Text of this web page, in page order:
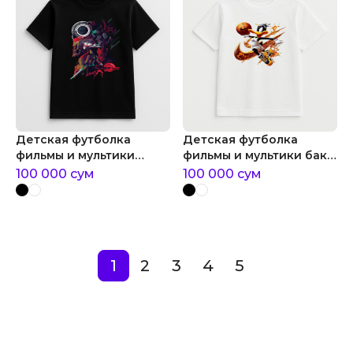
Детская футболка
фильмы и мультики
капитан америка:
первый мститель
100 000 сум
Детская футболка
фильмы и мультики бакс
бани баскетболист
100 000 сум
1 2 3 4 5